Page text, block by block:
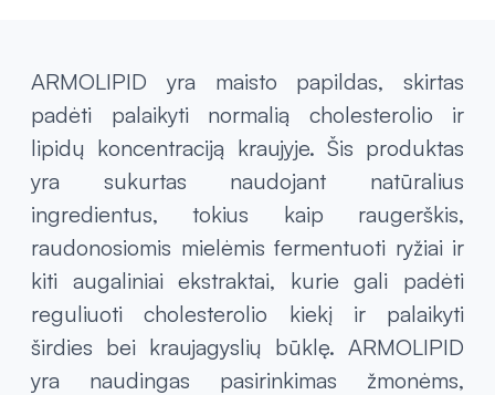
ARMOLIPID yra maisto papildas, skirtas
padėti palaikyti normalią cholesterolio ir
lipidų koncentraciją kraujyje. Šis produktas
yra sukurtas naudojant natūralius
ingredientus, tokius kaip raugerškis,
raudonosiomis mielėmis fermentuoti ryžiai ir
kiti augaliniai ekstraktai, kurie gali padėti
reguliuoti cholesterolio kiekį ir palaikyti
širdies bei kraujagyslių būklę. ARMOLIPID
yra naudingas pasirinkimas žmonėms,